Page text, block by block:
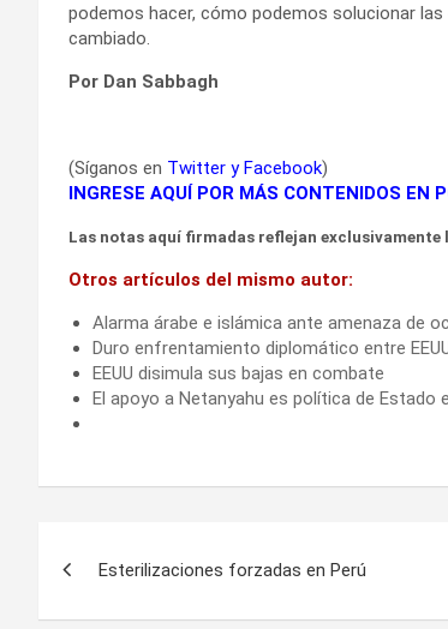
podemos hacer, cómo podemos solucionar
cambiado.
Por Dan Sabbagh
(Síganos en Twitter yFacebook)
INGRESE AQUÍ POR MÁS CONTENIDOS EN
Las notas aquí firmadas reflejan exclusivamente
Otros artículos del mismo autor:
Alarma árabe e islámica ante amenaza de
Duro enfrentamiento diplomático entre
EEUU disimula sus bajas en combate
El apoyo a Netanyahu es política de Estado
Esterilizaciones forzadas en Perú